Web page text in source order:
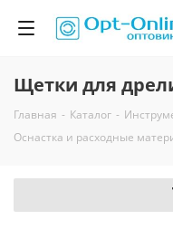
Щетки для
Главная - Каталог -
Оснастка и расходные